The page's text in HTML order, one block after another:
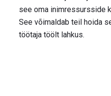
see oma inimressursside
See võimaldab teil hoida
töötaja töölt lahkus.